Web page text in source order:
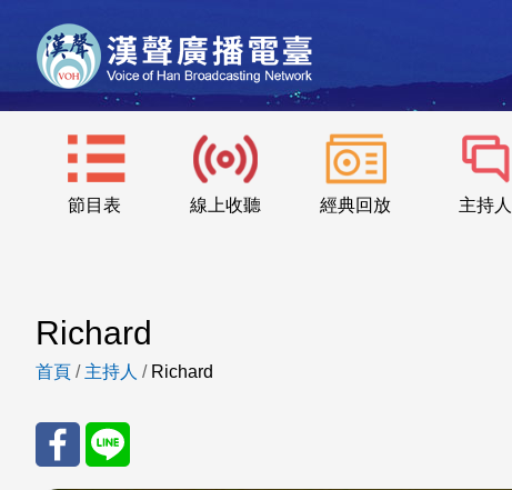
節目表 線上收聽 經典回放 主持人
Richard
首頁 / 主持人 / Richard